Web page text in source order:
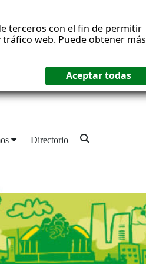
terceros con el fin de permitir
web. Puede obtener más
Directorio